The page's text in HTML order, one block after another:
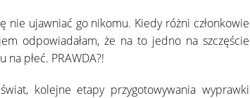
nie ujawniać go nikomu. Kiedy różni członkowie
odpowiadałam, że na to jedno na szczęście
płeć. PRAWDA?!
kolejne etapy przygotowywania wyprawki